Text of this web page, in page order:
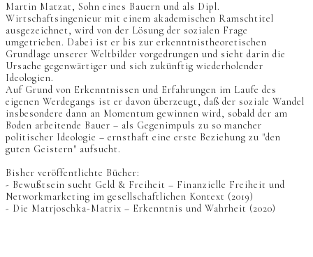
Martin Matzat, Sohn eines Bauern und als Dipl.
Wirtschaftsingenieur mit einem akademischen Ramschtitel
ausgezeichnet, wird von der Lösung der sozialen Frage
umgetrieben. Dabei ist er bis zur erkenntnistheoretischen
Grundlage unserer Weltbilder vorgedrungen und sieht darin die
Ursache gegenwärtiger und sich zukünftig wiederholender
Ideologien.
Auf Grund von Erkenntnissen und Erfahrungen im Laufe des
eigenen Werdegangs ist er davon überzeugt, daß der soziale Wandel
insbesondere dann an Momentum gewinnen wird, sobald der am
Boden arbeitende Bauer – als Gegenimpuls zu so mancher
politischer Ideologie – ernsthaft eine erste Beziehung zu "den
guten Geistern" aufsucht.
Bisher veröffentlichte Bücher:
- Bewußtsein sucht Geld & Freiheit – Finanzielle Freiheit und
Networkmarketing im gesellschaftlichen Kontext (2019)
- Die Matrjoschka-Matrix – Erkenntnis und Wahrheit (2020)